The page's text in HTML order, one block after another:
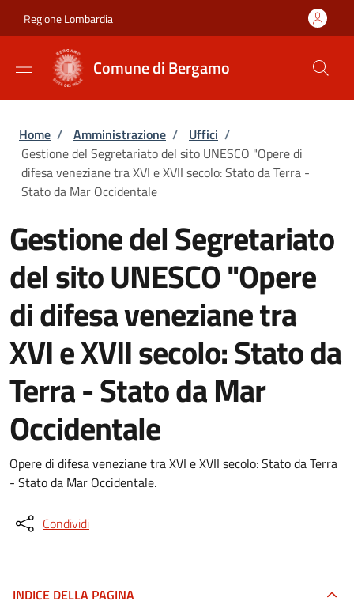
Regione Lombardia
Comune di Bergamo
Briciole di pane
Home / Amministrazione / Uffici /
Gestione del Segretariato del sito UNESCO "Opere di
difesa veneziane tra XVI e XVII secolo: Stato da Terra -
Stato da Mar Occidentale
Gestione del Segretariato
del sito UNESCO "Opere
di difesa veneziane tra
XVI e XVII secolo: Stato da
Terra - Stato da Mar
Occidentale
Opere di difesa veneziane tra XVI e XVII secolo: Stato da Terra
- Stato da Mar Occidentale.
Condividi
INDICE DELLA PAGINA